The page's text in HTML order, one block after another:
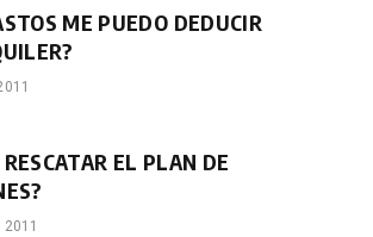
ME PUEDO DEDUCIR
EL PLAN DE
2011